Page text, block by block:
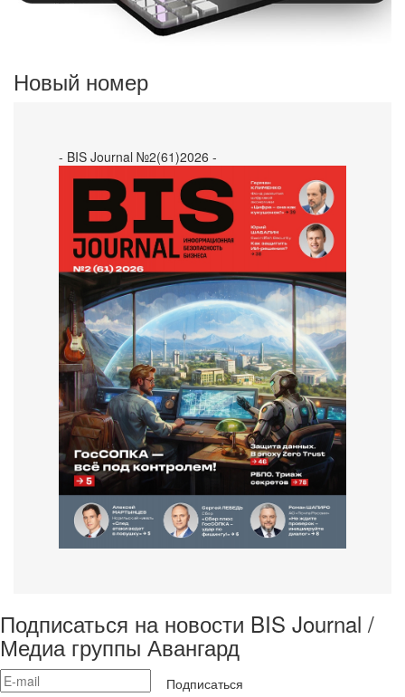
Новый номер
- BIS Journal №2(61)2026 -
Подписаться на новости BIS Journal /
Медиа группы Авангард
Подписаться